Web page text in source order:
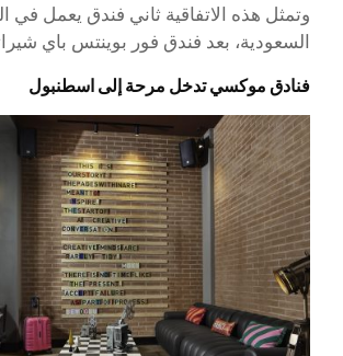
وتمثل هذه الاتفاقية ثاني فندق يعمل في
السعودية، بعد فندق فور بوينتس باي
فنادق موكسي تدخل مرحة إلى اسطنبول